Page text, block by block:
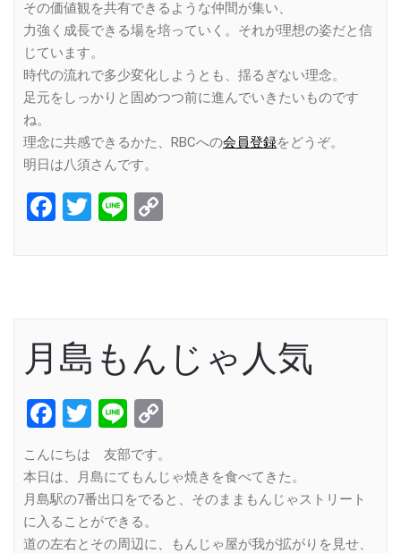
その価値観を共有できるような仲間が集い、
力強く成長できる場を培っていく。それが理想の姿だと信
じています。
時代の流れで多少変化しようとも、揺るぎない理念。
足元をしっかりと固めつつ前に進んでいきたいものです
ね。
理念に共感できるかた、RBCへの会員登録をどうぞ。
明日は八須さんです。
Facebook
Twitter
Line
月島もんじゃ人気
Facebook
Twitter
Line
こんにちは 友部です。
本日は、月島にてもんじゃ焼きを食べてきた。
月島駅の7番出口をでると、そのままもんじゃストリート
に入ることができる。
道の左右とその周辺に、もんじゃ屋が我が拡がりを見せ、